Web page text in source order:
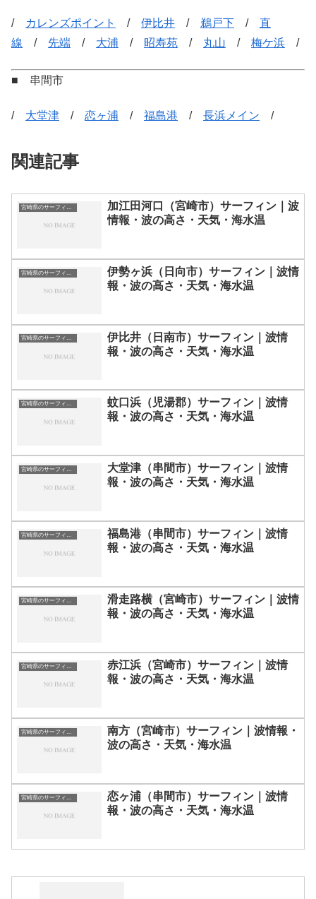
/ カレンズポイント / 伊比井 / 鵜戸下 / 直
線 / 先端 / 大浦 / 昭寿苑 / 丸山 / 梅ケ浜 /
■ 串間市
/ 大堂津 / 恋ヶ浦 / 福島港 / 長浜メイン /
関連記事
加江田河口（宮崎市）サーフィン｜波
情報・波の高さ・天気・海水温
伊勢ヶ浜（日向市）サーフィン｜波情
報・波の高さ・天気・海水温
宮崎県のサーフィン波情報・ポイント・スポット一覧
伊比井（日南市）サーフィン｜波情
報・波の高さ・天気・海水温
宮崎県のサーフィン波情報・ポイント・スポット一覧
蚊口浜（児湯郡）サーフィン｜波情
報・波の高さ・天気・海水温
宮崎県のサーフィン波情報・ポイント・スポット一覧
大堂津（串間市）サーフィン｜波情
報・波の高さ・天気・海水温
宮崎県のサーフィン波情報・ポイント・スポット一覧
福島港（串間市）サーフィン｜波情
報・波の高さ・天気・海水温
宮崎県のサーフィン波情報・ポイント・スポット一覧
滑走路横（宮崎市）サーフィン｜波情
報・波の高さ・天気・海水温
宮崎県のサーフィン波情報・ポイント・スポット一覧
赤江浜（宮崎市）サーフィン｜波情
報・波の高さ・天気・海水温
南方（宮崎市）サーフィン｜波情報・
波の高さ・天気・海水温
恋ヶ浦（串間市）サーフィン｜波情
報・波の高さ・天気・海水温